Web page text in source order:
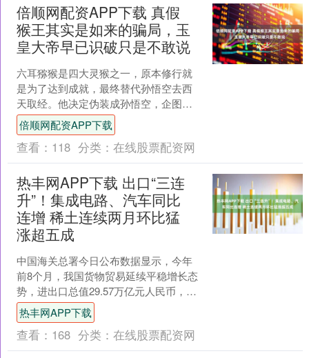
倍顺网配资APP下载 真假
猴王其实是如来的骗局，玉
皇大帝早已识破只是不敢说
六耳猕猴是四大灵猴之一，原本修行就
是为了达到成就，最终替代孙悟空去西
天取经。他决定伪装成孙悟空，企图蒙
混过关。为了让自己看起来像孙悟空，
他不仅模仿了孙悟空的外貌....
倍顺网配资APP下载
查看： 118 分类： 在线股票配资网
热丰网APP下载 出口“三连
升”！集成电路、汽车同比
连增 稀土连续两月环比猛
涨超五成
中国海关总署今日公布数据显示，今年
前8个月，我国货物贸易延续平稳增长态
势，进出口总值29.57万亿元人民币，同
比增长3.5%。其中，出口17.61万亿元，
增长6....
热丰网APP下载
查看： 168 分类： 在线股票配资网